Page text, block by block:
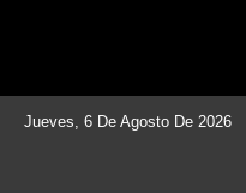
Jueves, 6 De Agosto De 2026